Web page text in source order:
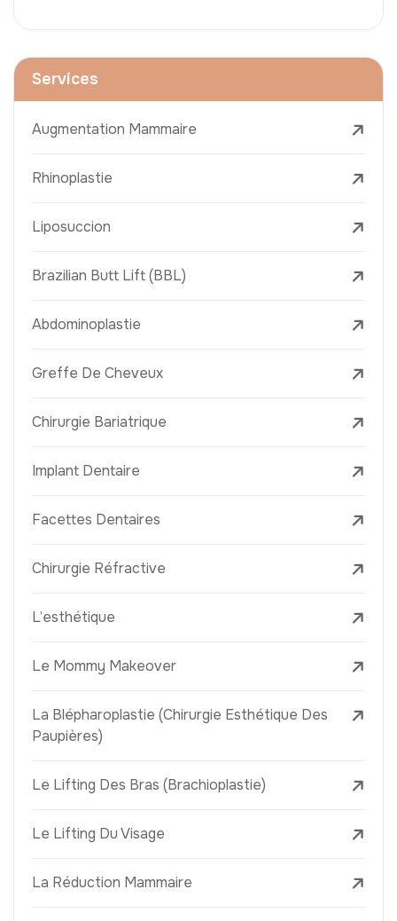
Services
Augmentation Mammaire
Rhinoplastie
Liposuccion
Brazilian Butt Lift (BBL)
Abdominoplastie
Greffe De Cheveux
Chirurgie Bariatrique
Implant Dentaire
Facettes Dentaires
Chirurgie Réfractive
L’esthétique
Le Mommy Makeover
La Blépharoplastie (Chirurgie Esthétique Des
Paupières)
Le Lifting Des Bras (Brachioplastie)
Le Lifting Du Visage
La Réduction Mammaire